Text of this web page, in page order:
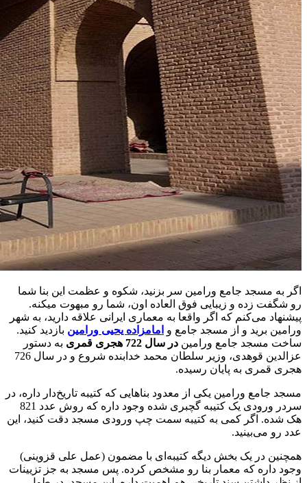
اگر به مسجد جامع ورامین سر بزنید، شکوه و عظمت این بنا شما
رو شگفت زده و زیبایی فوق العاده اون، شما رو مبهوت میکنه.
پیشنهاد می‌کنم که اگر واقعا به معماری ایرانی علاقه دارید، به شهر
ورامین برید و از مسجد جامع و امامزاده یحیی ورامین بازدید کنید.
ساخت مسجد جامع ورامین در سال 722 هجری قمری
به دستور
عزالدین قوهدی، وزیر سلطان محمد خدابنده شروع و در سال 726
هجری قمری به پایان رسیده.
مسجد جامع ورامین یکی از معدود بناهایی که کتیبه تاریخ‌دار داره، در
سردر ورودی یک کتیبه گچبری شده وجود داره که روش عدد 821
هک شده. اگر کمی به کتیبه سمت چپ ورودی مسجد دقت کنید، این
عدد رو می‌بینید.
همچنین در یک بخش دیگه کتیبه‌ای با مضمون (عمل علی قزوینی)
وجود داره که معمار بنا رو مشخص کرده. پس مسجد به جز تزیینات